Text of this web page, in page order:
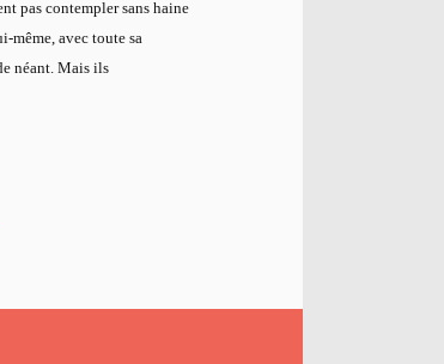
pas contempler sans haine
même, avec toute sa
néant. Mais ils